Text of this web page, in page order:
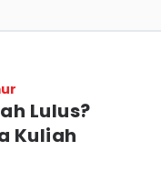
Lulus?
Kuliah